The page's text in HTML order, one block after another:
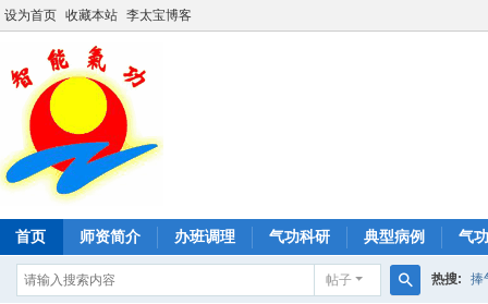
设为首页 收藏本站 李太宝博客
首页 师资简介 办班调理 气功科研 典型病例 气
帖子 热搜: 捧